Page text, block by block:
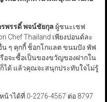
รพรรดิ์ พจน์ชัยกุล ผู้ชนะเชฟ
Chef Thailand เพียงปอนด์ละ
น ๆ คุกกี้ ช็อกโกแลต ขนมปัง พัฟ
อจะซื้อเป็นของขวัญของฝากใน
ได้ แล้วคุณจะสนุกประทับใจไม่รู้
าได้ที่ 0-2276-4567 ต่อ 8797